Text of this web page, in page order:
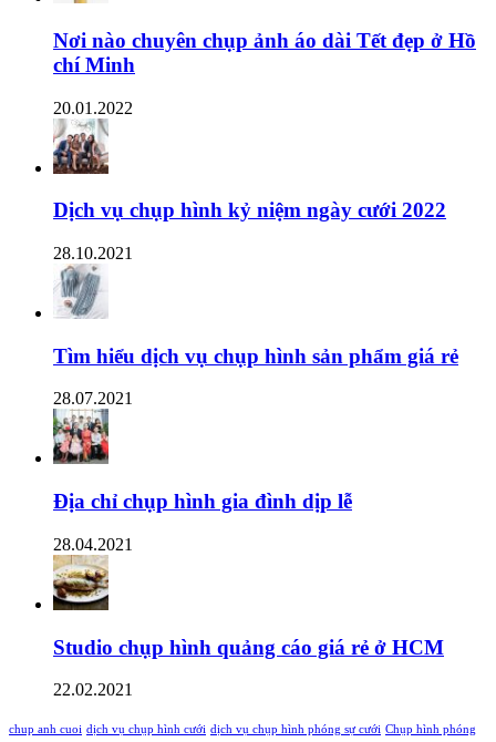
Nơi nào chuyên chụp ảnh áo dài Tết đẹp ở Hồ
chí Minh
20.01.2022
Dịch vụ chụp hình kỷ niệm ngày cưới 2022
28.10.2021
Tìm hiểu dịch vụ chụp hình sản phẩm giá rẻ
28.07.2021
Địa chỉ chụp hình gia đình dịp lễ
28.04.2021
Studio chụp hình quảng cáo giá rẻ ở HCM
22.02.2021
chup anh cuoi dịch vụ chụp hình cưới dịch vụ chụp hình phóng sự cưới Chụp hình phóng